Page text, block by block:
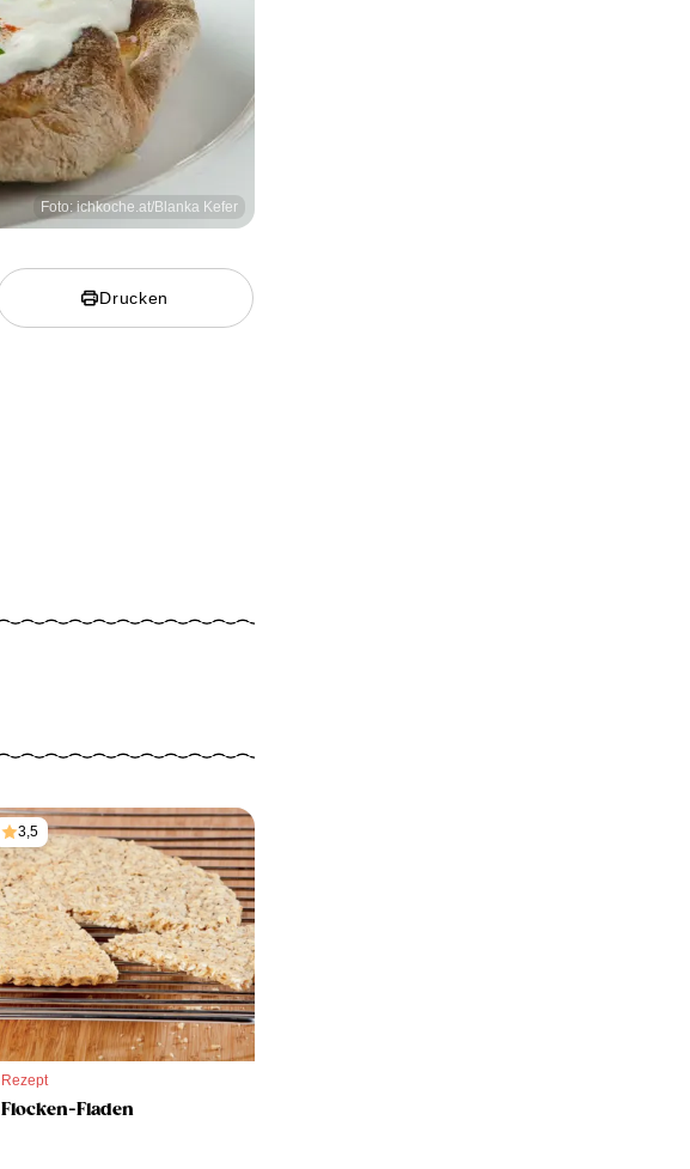
Foto: ichkoche.at/Blanka Kefer
Drucken
3,5
Rezept
Flocken-Fladen